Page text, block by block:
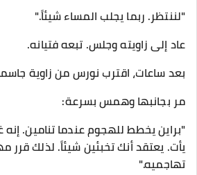
"لننتظر. ربما يجلب المساء شيئاً."
عاد إلى زاويته وجلس. تبعه فتيانه.
بعد ساعات، اقترب نورس من زاوية
مر بجانبها وهمس بسرعة:
"براين يخطط للهجوم عندما تنامين.
يأت. يعتقد أنك تخبئين شيئاً. لذلك قرر
تهاجميه."